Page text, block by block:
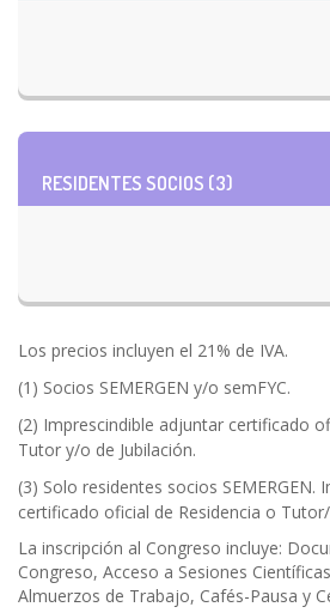
RESIDENTES SOCIOS (3)
Los precios incluyen el 21% de IVA.
(1) Socios SEMERGEN y/o semFYC.
(2) Imprescindible adjuntar certificado
Tutor y/o de Jubilación.
(3) Solo residentes socios SEMERGEN.
certificado oficial de Residencia o
La inscripción al Congreso incluye:
Congreso, Acceso a Sesiones
Almuerzos de Trabajo, Cafés-Pausa y